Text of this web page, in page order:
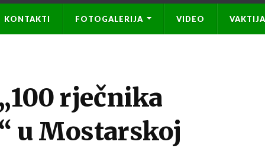
KONTAKTI FOTOGALERIJA VIDEO VAKTIJA
rječnika
u Mostarskoj